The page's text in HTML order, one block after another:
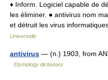
♦ Inform. Logiciel capable de
les éliminer. ● antivirus nom
et détruit les virus
Universelle
antivirus — (n.) 1903, from
Etymology dictionary